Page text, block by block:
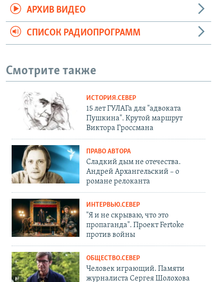
АРХИВ ВИДЕО
СПИСОК РАДИОПРОГРАММ
Смотрите также
ИСТОРИЯ.СЕВЕР
15 лет ГУЛАГа для "адвоката
Пушкина". Крутой маршрут
Виктора Гроссмана
ПРАВО АВТОРА
Сладкий дым не отечества.
Андрей Архангельский – о
романе релоканта
ИНТЕРВЬЮ.СЕВЕР
"Я и не скрываю, что это
пропаганда". Проект Fertoke
против войны
ОБЩЕСТВО.СЕВЕР
Человек играющий. Памяти
журналиста Сергея Шолохова